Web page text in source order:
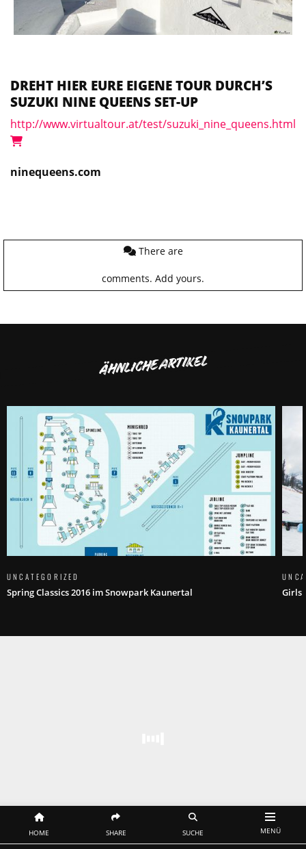
HOME SHARE SUCHE MENÜ
DREHT HIER EURE EIGENE TOUR DURCH’S
SUZUKI NINE QUEENS SET-UP
http://www.virtualtour.at/test/suzuki_nine_queens.html
ninequeens.com
There are
comments. Add yours.
ÄHNLICHE ARTIKEL
UNCATEGORIZED
Spring Classics 2016 im Snowpark Kaunertal Girls